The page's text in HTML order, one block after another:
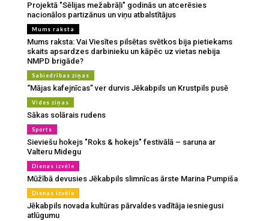
Projektā "Sēlijas mežabrāļi" godinās un atcerēsies
nacionālos partizānus un viņu atbalstītājus
Mums raksta
Mums raksta: Vai Viesītes pilsētas svētkos bija pietiekams
skaits apsardzes darbinieku un kāpēc uz vietas nebija
NMPD brigāde?
Sabiedrības ziņas
“Mājas kafejnīcas” ver durvis Jēkabpils un Krustpils pusē
Vides ziņas
Sākas solārais rudens
Sports
Sieviešu hokejs "Roks & hokejs" festivālā – saruna ar
Valteru Midegu
Dienas izvēle
Mūžībā devusies Jēkabpils slimnīcas ārste Marina Pumpiša
Dienas izvēle
Jēkabpils novada kultūras pārvaldes vadītāja iesniegusi
atlūgumu